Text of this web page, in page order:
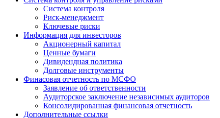
Система контроля
Риск-менеджмент
Ключевые риски
Информация для инвесторов
Акционерный капитал
Ценные бумаги
Дивидендная политика
Долговые инструменты
Финасовая отчетность по МСФО
Заявление об ответственности
Аудиторское заключение независимых аудиторов
Консолидированная финансовая отчетность
Дополнительные ссылки